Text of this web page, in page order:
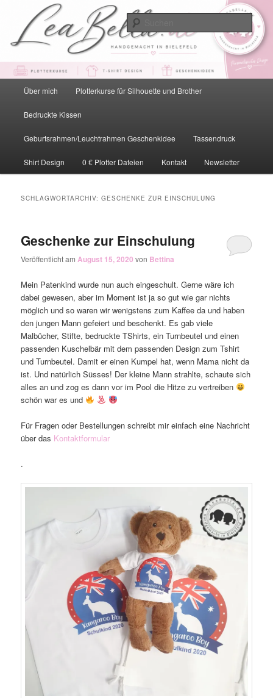
primären
springen
sekundären
springenLeaBella.de – Handgemacht in
Bielefeld
HauptmenüÜber mich Plotterkurse für Silhouette und Brother
Bedruckte Kissen
Geburtsrahmen/Leuchtrahmen Geschenkidee Tassendruck
Shirt Design 0 € Plotter Dateien Kontakt Newsletter
SCHLAGWORTARCHIV:GESCHENKE ZUR EINSCHULUNG
Geschenke zur Einschulung
Veröffentlicht amAugust 15, 2020 von Bettina
Mein Patenkind wurde nun auch eingeschult. Gerne wäre ich
dabei gewesen, aber im Moment ist ja so gut wie gar nichts
möglich und so waren wir wenigstens zum Kaffee da und haben
den jungen Mann gefeiert und beschenkt. Es gab viele
Malbücher, Stifte, bedruckte TShirts, ein Turnbeutel und einen
passenden Kuschelbär mit dem passenden Design zum Tshirt
und Turnbeutel. Damit er einen Kumpel hat, wenn Mama nicht da
ist. Und natürlich Süsses! Der kleine Mann strahlte, schaute sich
alles an und zog es dann vor im Pool die Hitze zu vertreiben
schön war es und
Für Fragen oder Bestellungen schreibt mir einfach eine Nachricht
über das Kontaktformular
.